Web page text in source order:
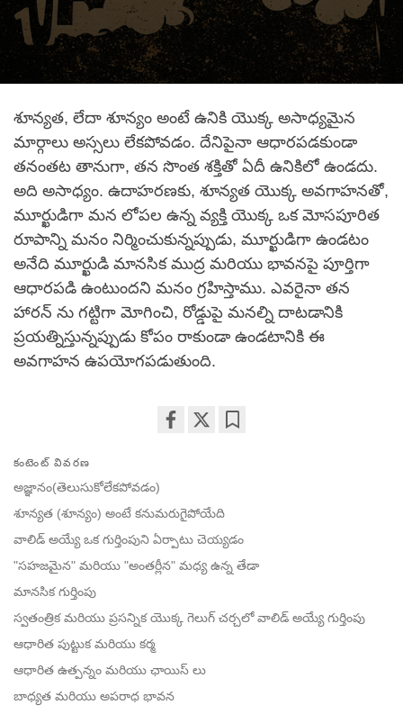
శూన్యత, లేదా శూన్యం అంటే ఉనికి యొక్క అసాధ్యమైన
మార్గాలు అస్సలు లేకపోవడం. దేనిపైనా ఆధారపడకుండా
తనంతట తానుగా, తన సొంత శక్తితో ఏదీ ఉనికిలో ఉండదు.
అది అసాధ్యం. ఉదాహరణకు, శూన్యత యొక్క అవగాహనతో,
మూర్ఖుడిగా మన లోపల ఉన్న వ్యక్తి యొక్క ఒక మోసపూరిత
రూపాన్ని మనం నిర్మించుకున్నప్పుడు, మూర్ఖుడిగా ఉండటం
అనేది మూర్ఖుడి మానసిక ముద్ర మరియు భావనపై పూర్తిగా
ఆధారపడి ఉంటుందని మనం గ్రహిస్తాము. ఎవరైనా తన
హారన్ ను గట్టిగా మోగించి, రోడ్డుపై మనల్ని దాటడానికి
ప్రయత్నిస్తున్నప్పుడు కోపం రాకుండా ఉండటానికి ఈ
అవగాహన ఉపయోగపడుతుంది.
facebook
కంటెంట్ వివరణ
అజ్ఞానం(తెలుసుకోలేకపోవడం)
శూన్యత (శూన్యం) అంటే కనుమరుగైపోయేది
వాలిడ్ అయ్యే ఒక గుర్తింపుని ఏర్పాటు చెయ్యడం
"సహజమైన" మరియు "అంతర్లీన" మధ్య ఉన్న తేడా
మానసిక గుర్తింపు
స్వతంత్రిక మరియు ప్రసన్నిక యొక్క గెలుగ్ చర్చలో వాలిడ్ అయ్యే గుర్తింపు
ఆధారిత పుట్టుక మరియు కర్మ
ఆధారిత ఉత్పన్నం మరియు ఛాయిస్ లు
బాధ్యత మరియు అపరాధ భావన